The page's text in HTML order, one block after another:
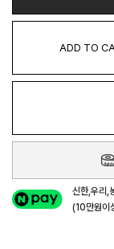
ADD TO
신한,우리,
(10만원